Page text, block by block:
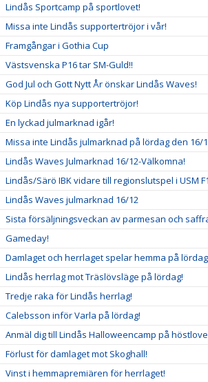
Lindås Sportcamp på sportlovet!
Missa inte Lindås supportertröjor i vår!
Framgångar i Gothia Cup
Västsvenska P16 tar SM-Guld!!
God Jul och Gott Nytt År önskar Lindås Waves!
Köp Lindås nya supportertröjor!
En lyckad julmarknad igår!
Missa inte Lindås julmarknad på lördag den 16/
Lindås Waves Julmarknad 16/12-Välkomna!
Lindås/Särö IBK vidare till regionslutspel i USM
Lindås Waves julmarknad 16/12
Sista försäljningsveckan av parmesan och
Gameday!
Damlaget och herrlaget spelar hemma på
Lindås herrlag mot Träslövsläge på lördag!
Tredje raka för Lindås herrlag!
Calebsson inför Varla på lördag!
Anmäl dig till Lindås Halloweencamp på
Förlust för damlaget mot Skoghall!
Vinst i hemmapremiären för herrlaget!